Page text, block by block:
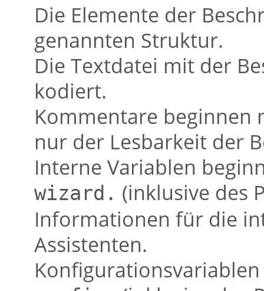
Die Elemente der
genannten Struktur.
Die Textdatei mit der
kodiert.
Kommentare beginnen
nur der Lesbarkeit der
Interne Variablen
wizard. (inklusive des
Informationen für die
Assistenten.